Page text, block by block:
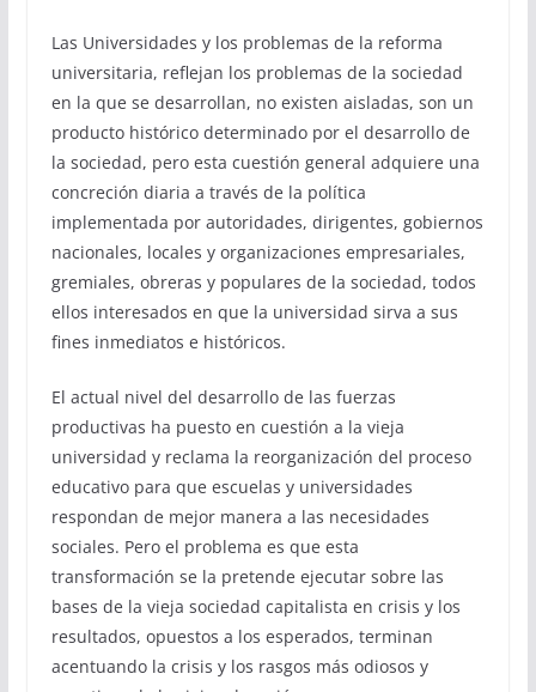
Las Universidades y los problemas de la reforma
universitaria, reflejan los problemas de la sociedad
en la que se desarrollan, no existen aisladas, son un
producto histórico determinado por el desarrollo de
la sociedad, pero esta cuestión general adquiere una
concreción diaria a través de la política
implementada por autoridades, dirigentes, gobiernos
nacionales, locales y organizaciones empresariales,
gremiales, obreras y populares de la sociedad, todos
ellos interesados en que la universidad sirva a sus
fines inmediatos e históricos.
El actual nivel del desarrollo de las fuerzas
productivas ha puesto en cuestión a la vieja
universidad y reclama la reorganización del proceso
educativo para que escuelas y universidades
respondan de mejor manera a las necesidades
sociales. Pero el problema es que esta
transformación se la pretende ejecutar sobre las
bases de la vieja sociedad capitalista en crisis y los
resultados, opuestos a los esperados, terminan
acentuando la crisis y los rasgos más odiosos y